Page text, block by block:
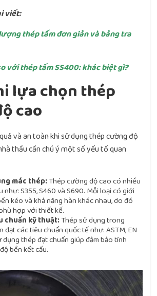
viết:
thép tấm​ đơn giản và bảng tra
với thép tấm SS400: khác biệt gì?
lựa chọn thép
cao
và an toàn khi sử dụng thép cường độ
thầu cần chú ý một số yếu tố quan
mác thép:Thép cường độ cao có nhiều
như: S355, S460 và S690. Mỗi loại có giới
kéo và khả năng hàn khác nhau, do đó
hợp với thiết kế.
chuẩn kỹ thuật:Thép sử dụng trong
đạt các tiêu chuẩn quốc tế như: ASTM, EN
dụng thép đạt chuẩn giúp đảm bảo tính
bền kết cấu.